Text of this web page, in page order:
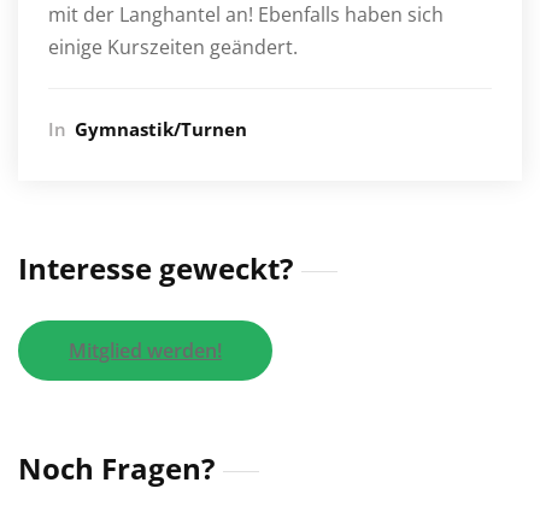
mit der Langhantel an! Ebenfalls haben sich
einige Kurszeiten geändert.
In Gymnastik/Turnen
Interesse geweckt?
Mitglied werden!
Noch Fragen?